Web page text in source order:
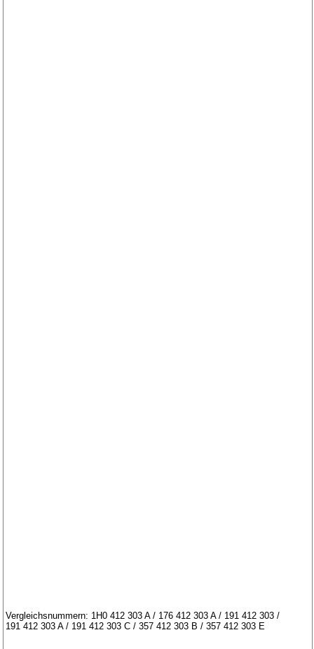
Vergleichsnummern: 1H0 412 303 A / 176 412 303 A / 191 412 303 /
191 412 303 A / 191 412 303 C / 357 412 303 B / 357 412 303 E